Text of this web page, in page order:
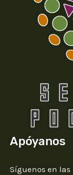
Apóyanos
Síguenos en las